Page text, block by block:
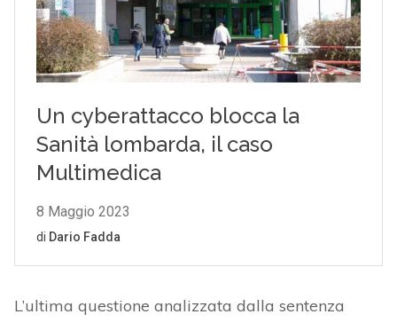
L’ultima questione analizzata dalla sentenza